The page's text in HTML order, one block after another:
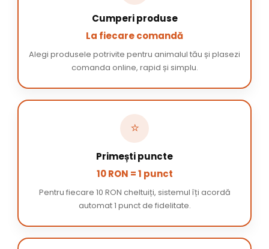
Cumperi produse
La fiecare comandă
Alegi produsele potrivite pentru animalul tău și plasezi
comanda online, rapid și simplu.
⭐
Primești puncte
10 RON = 1 punct
Pentru fiecare 10 RON cheltuiți, sistemul îți acordă
automat 1 punct de fidelitate.